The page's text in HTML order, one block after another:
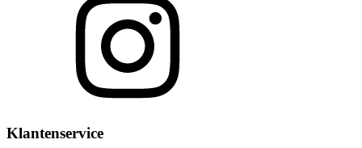
Klantenservice